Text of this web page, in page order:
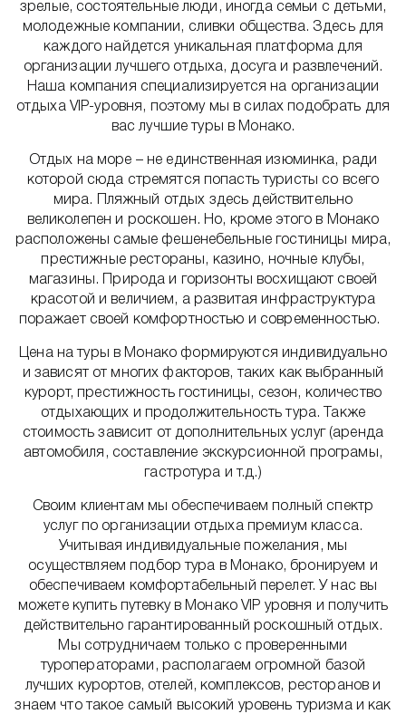
зрелые, состоятельные люди, иногда семьи с детьми,
молодежные компании, сливки общества. Здесь для
каждого найдется уникальная платформа для
организации лучшего отдыха, досуга и развлечений.
Наша компания специализируется на организации
отдыха VIP-уровня, поэтому мы в силах подобрать для
вас лучшие туры в Монако.
Отдых на море – не единственная изюминка, ради
которой сюда стремятся попасть туристы со всего
мира. Пляжный отдых здесь действительно
великолепен и роскошен. Но, кроме этого в Монако
расположены самые фешенебельные гостиницы мира,
престижные рестораны, казино, ночные клубы,
магазины. Природа и горизонты восхищают своей
красотой и величием, а развитая инфраструктура
поражает своей комфортностью и современностью.
Цена на туры в Монако формируются индивидуально
и зависят от многих факторов, таких как выбранный
курорт, престижность гостиницы, сезон, количество
отдыхающих и продолжительность тура. Также
стоимость зависит от дополнительных услуг (аренда
автомобиля, составление экскурсионной програмы,
гастротура и т.д.)
Своим клиентам мы обеспечиваем полный спектр
услуг по организации отдыха премиум класса.
Учитывая индивидуальные пожелания, мы
осуществляем подбор тура в Монако, бронируем и
обеспечиваем комфортабельный перелет. У нас вы
можете купить путевку в Монако VIP уровня и получить
действительно гарантированный роскошный отдых.
Мы сотрудничаем только с проверенными
туроператорами, располагаем огромной базой
лучших курортов, отелей, комплексов, ресторанов и
знаем что такое самый высокий уровень туризма и как